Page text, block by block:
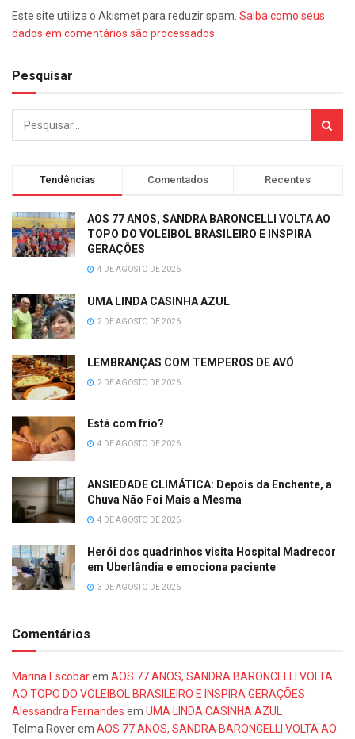
Este site utiliza o Akismet para reduzir spam. Saiba como seus
dados em comentários são processados
Pesquisar
Tendências Comentados Recentes
AOS 77 ANOS, SANDRA BARONCELLI VOLTA AO
TOPO DO VOLEIBOL BRASILEIRO E INSPIRA
GERAÇÕES
4 DE AGOSTO DE 2026
UMA LINDA CASINHA AZUL
2 DE AGOSTO DE 2026
LEMBRANÇAS COM TEMPEROS DE AVÓ
2 DE AGOSTO DE 2026
Está com frio?
4 DE AGOSTO DE 2026
ANSIEDADE CLIMÁTICA: Depois da Enchente, a
Chuva Não Foi Mais a Mesma
4 DE AGOSTO DE 2026
Herói dos quadrinhos visita Hospital Madrecor
em Uberlândia e emociona paciente
3 DE AGOSTO DE 2026
Comentários
Marina Escobarem AOS 77 ANOS, SANDRA BARONCELLI VOLTA
AO TOPO DO VOLEIBOL BRASILEIRO E INSPIRA GERAÇÕES
Alessandra Fernandes em UMA LINDA CASINHA AZUL
Telma Roverem AOS 77 ANOS, SANDRA BARONCELLI VOLTA AO